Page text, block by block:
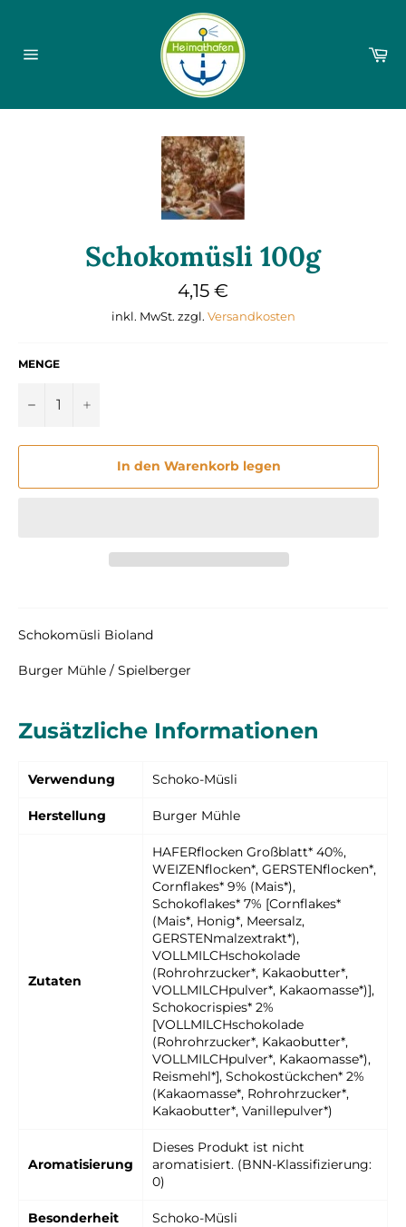
Schokomüsli 100g
Normaler
Preis
4,15 €
inkl. MwSt. zzgl. Versandkosten
MENGE
− +
In den Warenkorb legen
Schokomüsli Bioland
Burger Mühle / Spielberger
Zusätzliche Informationen
Verwendung Schoko-Müsli
Herstellung Burger Mühle
Zutaten
HAFERflocken Großblatt* 40%,
WEIZENflocken*, GERSTENflocken*,
Cornflakes* 9% (Mais*),
Schokoflakes* 7% [Cornflakes*
(Mais*, Honig*, Meersalz,
GERSTENmalzextrakt*),
VOLLMILCHschokolade
(Rohrohrzucker*, Kakaobutter*,
VOLLMILCHpulver*, Kakaomasse*)],
Schokocrispies* 2%
[VOLLMILCHschokolade
(Rohrohrzucker*, Kakaobutter*,
VOLLMILCHpulver*, Kakaomasse*),
Reismehl*], Schokostückchen* 2%
(Kakaomasse*, Rohrohrzucker*,
Kakaobutter*, Vanillepulver*)
Aromatisierung
Dieses Produkt ist nicht
aromatisiert. (BNN-Klassifizierung:
0)
Besonderheit Schoko-Müsli